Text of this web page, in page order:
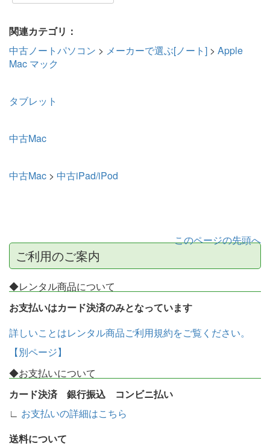
関連カテゴリ：
中古ノートパソコン > メーカーで選ぶ[ノート] > Apple
Mac マック
タブレット
中古Mac
中古Mac > 中古iPad/iPod
このページの先頭へ
ご利用のご案内
◆レンタル商品について
お支払いはカード決済のみとなっています
詳しいことはレンタル商品ご利用規約をご覧ください。
【別ページ】
◆お支払いについて
カード決済 銀行振込 コンビニ払い
∟ お支払いの詳細はこちら
送料について